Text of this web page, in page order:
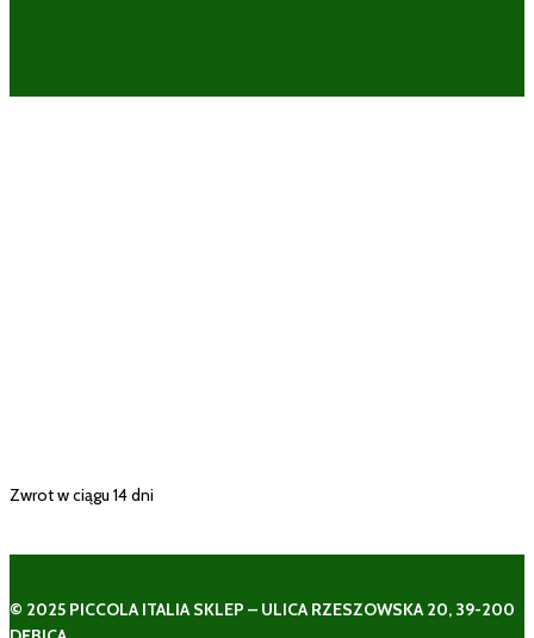
Zwrot w ciągu 14 dni
© 2025 PICCOLA ITALIA SKLEP – ULICA RZESZOWSKA 20, 39-200